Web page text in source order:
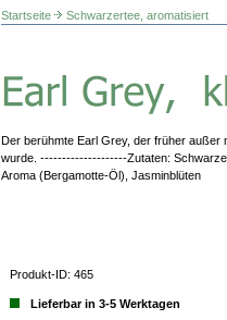
Startseite
Schwarzertee, aromatisiert
Der berühmte Earl Grey, der früher außer
wurde. --------------------Zutaten:
Aroma (Bergamotte-Öl), Jasminblüten
Produkt-ID: 465
Lieferbar in 3-5 Werktagen